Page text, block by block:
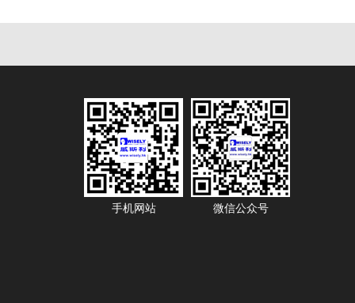
手机网站 微信公众号